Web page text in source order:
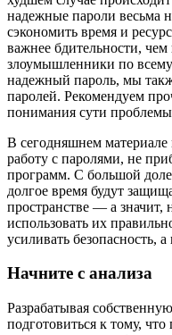
надежные пароли весьма
сэкономить время и
важнее бдительности,
злоумышленники по
надежный пароль, мы
паролей. Рекомендуем
понимания сути
В сегодняшнем
работу с паролями, не
программ. С большой
долгое время будут
пространстве — а значит,
использовать их
усиливать безопасность,
Начните с анализа
Разрабатывая
подготовиться к тому,